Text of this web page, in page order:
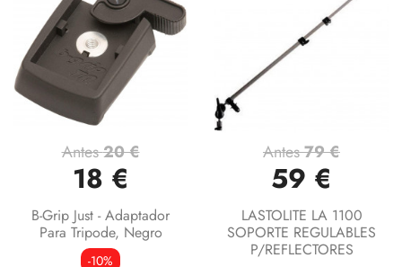
Antes20 €
18 €
B-Grip Just - Adaptador
Para Tripode, Negro
-10%
Antes79 €
59 €
LASTOLITE LA 1100
SOPORTE REGULABLES
P/REFLECTORES